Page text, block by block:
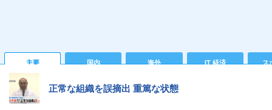
主要 国内 海外 IT 経済 ス
正常な組織を誤摘出 重篤な状態